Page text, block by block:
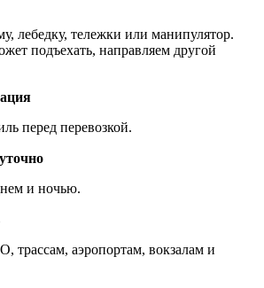
лебедку, тележки или манипулятор.
подъехать, направляем другой
перед перевозкой.
и ночью.
трассам, аэропортам, вокзалам и